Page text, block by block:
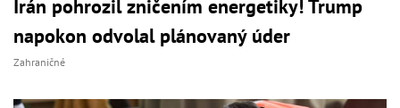
Irán pohrozil zničením energetiky! Trump
napokon odvolal plánovaný úder
Zahraničné